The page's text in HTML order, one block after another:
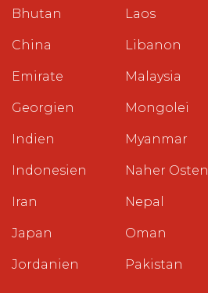
Bhutan
China
Emirate
Georgien
Indien
Indonesien
Iran
Japan
Jordanien
Laos
Libanon
Malaysia
Mongolei
Myanmar
Naher Osten
Nepal
Oman
Pakistan